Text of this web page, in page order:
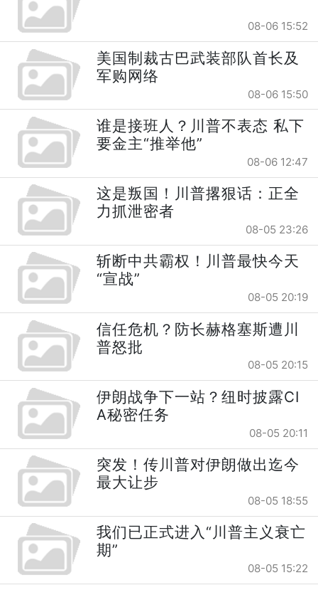
08-06 15:52
美国制裁古巴武装部队首长及
军购网络
08-06 15:50
谁是接班人？川普不表态 私下
要金主“推举他”
08-06 12:47
这是叛国！川普撂狠话：正全
力抓泄密者
08-05 23:26
斩断中共霸权！川普最快今天
“宣战”
08-05 20:19
信任危机？防长赫格塞斯遭川
普怒批
08-05 20:15
伊朗战争下一站？纽时披露CI
A秘密任务
08-05 20:11
突发！传川普对伊朗做出迄今
最大让步
08-05 18:55
我们已正式进入“川普主义衰亡
期”
08-05 15:22